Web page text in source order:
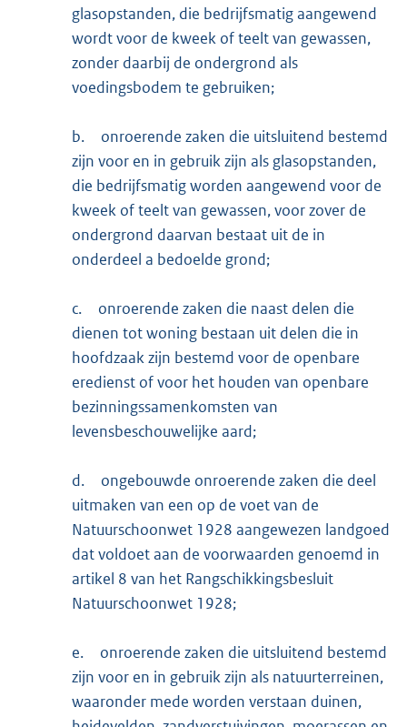
glasopstanden, die bedrijfsmatig aangewend
wordt voor de kweek of teelt van gewassen,
zonder daarbij de ondergrond als
voedingsbodem te gebruiken;
b.
onroerende zaken die uitsluitend bestemd
zijn voor en in gebruik zijn als glasopstanden,
die bedrijfsmatig worden aangewend voor de
kweek of teelt van gewassen, voor zover de
ondergrond daarvan bestaat uit de in
onderdeel a bedoelde grond;
c.
onroerende zaken die naast delen die
dienen tot woning bestaan uit delen die in
hoofdzaak zijn bestemd voor de openbare
eredienst of voor het houden van openbare
bezinningssamenkomsten van
levensbeschouwelijke aard;
d.
ongebouwde onroerende zaken die deel
uitmaken van een op de voet van de
Natuurschoonwet 1928 aangewezen landgoed
dat voldoet aan de voorwaarden genoemd in
artikel 8 van het Rangschikkingsbesluit
Natuurschoonwet 1928;
e.
onroerende zaken die uitsluitend bestemd
zijn voor en in gebruik zijn als natuurterreinen,
waaronder mede worden verstaan duinen,